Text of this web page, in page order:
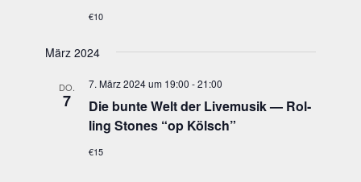
€10
März 2024
DO.
7
Die bun­te Welt der Live­mu­sik — Rol­
ling Stones “op Kölsch”
7. März 2024 um 19:00 -21:00
€15